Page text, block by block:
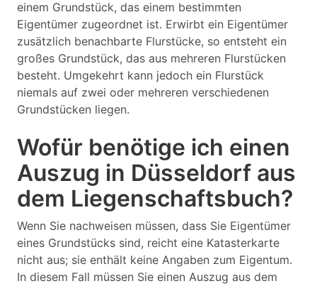
einem Grundstück, das einem bestimmten
Eigentümer zugeordnet ist. Erwirbt ein Eigentümer
zusätzlich benachbarte Flurstücke, so entsteht ein
großes Grundstück, das aus mehreren Flurstücken
besteht. Umgekehrt kann jedoch ein Flurstück
niemals auf zwei oder mehreren verschiedenen
Grundstücken liegen.
Wofür benötige ich einen
Auszug in Düsseldorf aus
dem Liegenschaftsbuch?
Wenn Sie nachweisen müssen, dass Sie Eigentümer
eines Grundstücks sind, reicht eine Katasterkarte
nicht aus; sie enthält keine Angaben zum Eigentum.
In diesem Fall müssen Sie einen Auszug aus dem